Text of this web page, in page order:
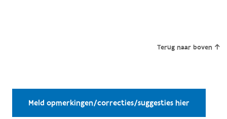
Terug naar boven
Meld opmerkingen/correcties/suggesties hier